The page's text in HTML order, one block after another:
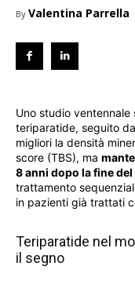
By Valentina Parrella
Uno studio
teriparatide, seguito
migliori la densità
score (TBS), ma
8 anni dopo la fine
trattamento
in pazienti già trattati
Teriparatide nel
il segno